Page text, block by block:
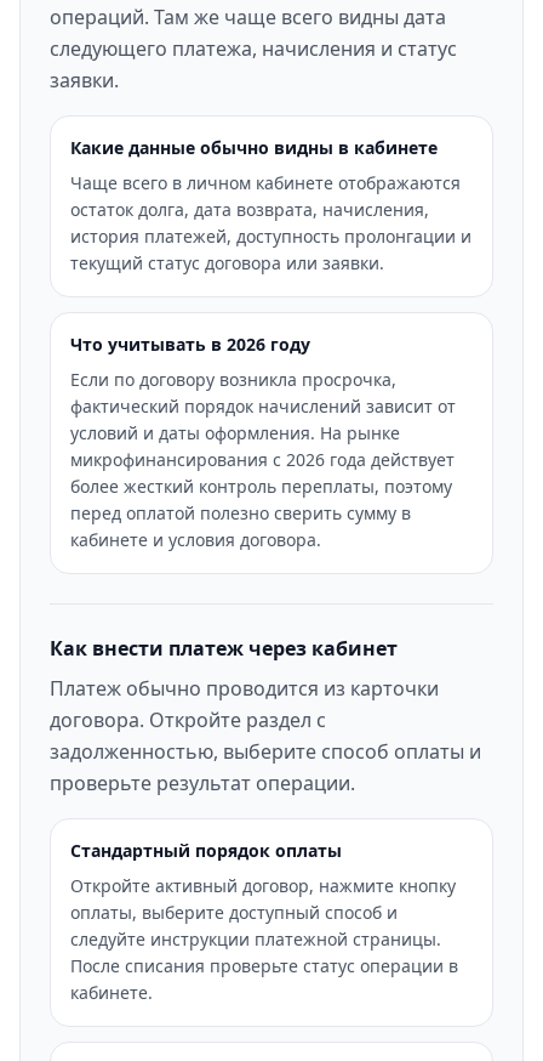
операций. Там же чаще всего видны дата
следующего платежа, начисления и статус
заявки.
Какие данные обычно видны в кабинете
Чаще всего в личном кабинете отображаются
остаток долга, дата возврата, начисления,
история платежей, доступность пролонгации и
текущий статус договора или заявки.
Что учитывать в 2026 году
Если по договору возникла просрочка,
фактический порядок начислений зависит от
условий и даты оформления. На рынке
микрофинансирования с 2026 года действует
более жесткий контроль переплаты, поэтому
перед оплатой полезно сверить сумму в
кабинете и условия договора.
Как внести платеж через кабинет
Платеж обычно проводится из карточки
договора. Откройте раздел с
задолженностью, выберите способ оплаты и
проверьте результат операции.
Стандартный порядок оплаты
Откройте активный договор, нажмите кнопку
оплаты, выберите доступный способ и
следуйте инструкции платежной страницы.
После списания проверьте статус операции в
кабинете.